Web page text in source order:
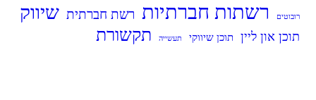
רובוטים רשתות חברתיות רשת חברתית שיווק
תוכן און ליין תוכן שיווקי תעשייה תקשורת